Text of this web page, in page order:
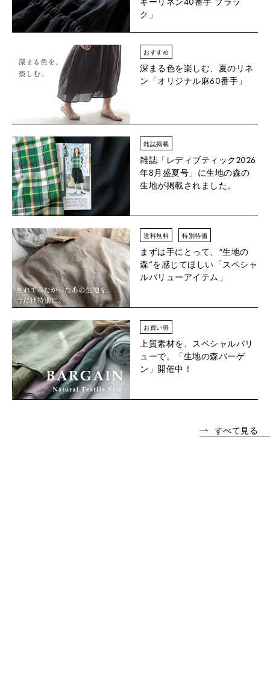
ク」
おすすめ
深まる色を楽しむ、夏のリネ
ン「オリジナル麻60番手」
雑誌掲載
雑誌「レディブティック2026
年8月盛夏号」に生地の森の
生地が掲載されました。
送料無料 特別特価
まずは手にとって、“生地の
森”を感じてほしい「スペシャ
ルバリューアイテム」
お買い得
上質素材を、スペシャルバリ
ューで。「生地の森バーゲ
ン」開催中！
すべて見る